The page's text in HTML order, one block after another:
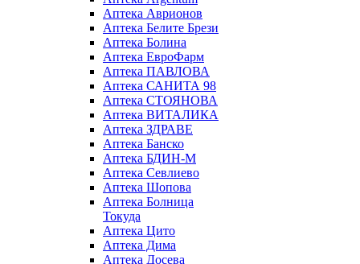
Аптека Аврионов
Аптека Белите Брези
Аптека Болина
Аптека ЕвроФарм
Аптека ПАВЛОВА
Аптека САНИТА 98
Аптека СТОЯНОВА
Аптека ВИТАЛИКА
Аптека ЗДРАВЕ
Аптека Банско
Аптека БДИН-М
Аптека Севлиево
Аптека Шопова
Аптека Болница
Токуда
Аптека Цито
Аптека Дима
Аптека Досева